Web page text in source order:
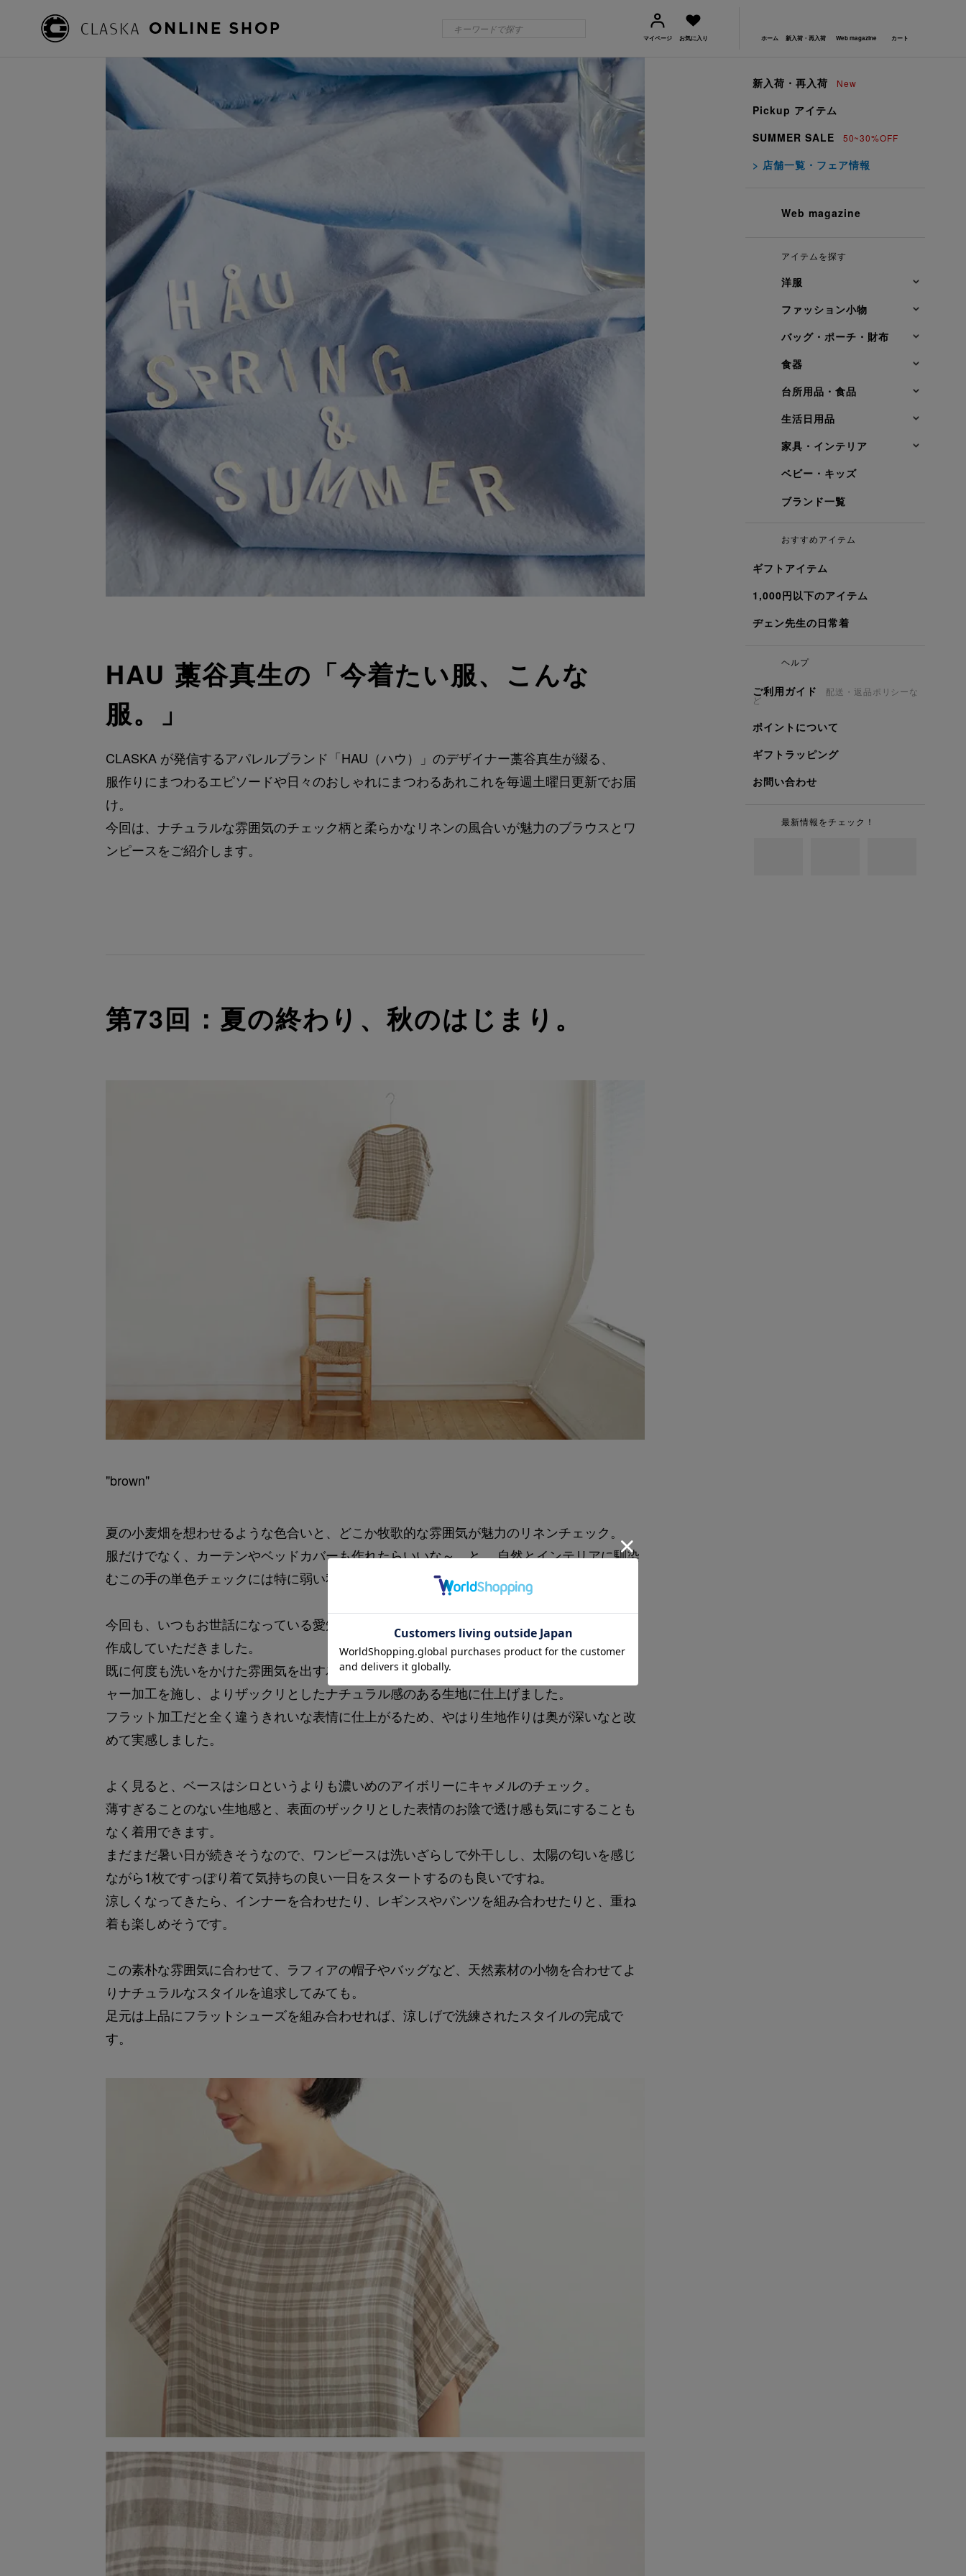
マイページ お気に入り ホーム 新入荷・再入荷 Web magazine カート
新入荷・再入荷 New
Pickup アイテム
SUMMER SALE
50~30%OFF
> 店舗一覧・フェア情報
Web magazine
アイテムを探す
洋服
ファッション小物
バッグ・ポーチ・財布
食器
台所用品・食品
生活日用品
家具・インテリア
ベビー・キッズ
ブランド一覧
おすすめアイテム
ギフトアイテム
1,000円以下のアイテム
ヂェン先生の日常着
ヘルプ
ご利用ガイド 配送・返品ポリシーな
ど
ポイントについて
ギフトラッピング
お問い合わせ
最新情報をチェック！
HAU 藁谷真生の「今着たい服、こんな
服。」
CLASKA が発信するアパレルブランド「HAU（ハウ）」のデザイナー藁谷真生が綴る、
服作りにまつわるエピソードや日々のおしゃれにまつわるあれこれを毎週土曜日更新でお届
け。
今回は、ナチュラルな雰囲気のチェック柄と柔らかなリネンの風合いが魅力のブラウスとワ
ンピースをご紹介します。
第73回：夏の終わり、秋のはじまり。
"brown"
夏の小麦畑を想わせるような色合いと、どこか牧歌的な雰囲気が魅力のリネンチェック。
服だけでなく、カーテンやベッドカバーも作れたらいいな～。と、 自然とインテリアに馴染
むこの手の単色チェックには特に弱い私です。
今回も、いつもお世話になっている愛知県一宮市の機屋さんでオリジナルのチェック生地を
作成していただきました。
既に何度も洗いをかけた雰囲気を出す為、そして生地全体に表情が出るよう、最後にワッシ
ャー加工を施し、よりザックリとしたナチュラル感のある生地に仕上げました。
フラット加工だと全く違うきれいな表情に仕上がるため、やはり生地作りは奥が深いなと改
めて実感しました。
よく見ると、ベースはシロというよりも濃いめのアイボリーにキャメルのチェック。
薄すぎることのない生地感と、表面のザックリとした表情のお陰で透け感も気にすることも
なく着用できます。
まだまだ暑い日が続きそうなので、ワンピースは洗いざらしで外干しし、太陽の匂いを感じ
ながら1枚ですっぽり着て気持ちの良い一日をスタートするのも良いですね。
涼しくなってきたら、インナーを合わせたり、レギンスやパンツを組み合わせたりと、重ね
着も楽しめそうです。
この素朴な雰囲気に合わせて、ラフィアの帽子やバッグなど、天然素材の小物を合わせてよ
りナチュラルなスタイルを追求してみても。
足元は上品にフラットシューズを組み合わせれば、涼しげで洗練されたスタイルの完成で
す。